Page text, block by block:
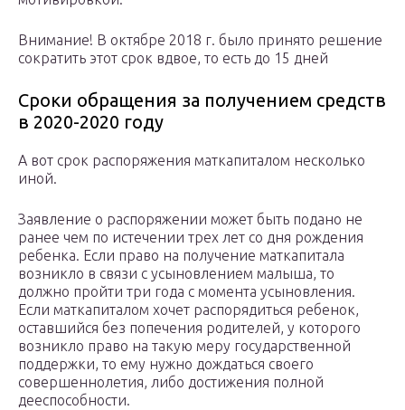
Внимание! В октябре 2018 г. было принято решение
сократить этот срок вдвое, то есть до 15 дней
Сроки обращения за получением средств
в 2020-2020 году
А вот срок распоряжения маткапиталом несколько
иной.
Заявление о распоряжении может быть подано не
ранее чем по истечении трех лет со дня рождения
ребенка. Если право на получение маткапитала
возникло в связи с усыновлением малыша, то
должно пройти три года с момента усыновления.
Если маткапиталом хочет распорядиться ребенок,
оставшийся без попечения родителей, у которого
возникло право на такую меру государственной
поддержки, то ему нужно дождаться своего
совершеннолетия, либо достижения полной
дееспособности.